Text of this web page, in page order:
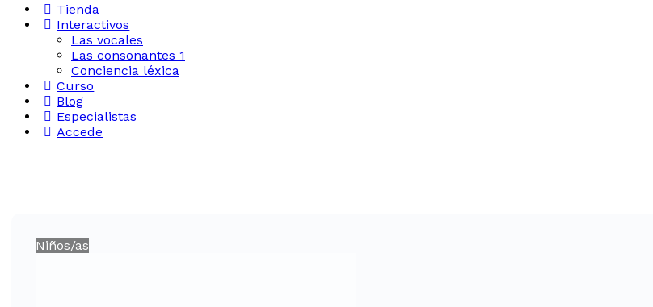
Tienda
Interactivos
Las vocales
Las consonantes 1
Conciencia léxica
Curso
Blog
Especialistas
Accede
Niños/as